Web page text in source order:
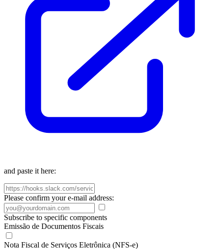
and paste it here:
Please confirm your e-mail address:
Subscribe to specific components
Emissão de Documentos Fiscais
Nota Fiscal de Serviços Eletrônica (NFS-e)